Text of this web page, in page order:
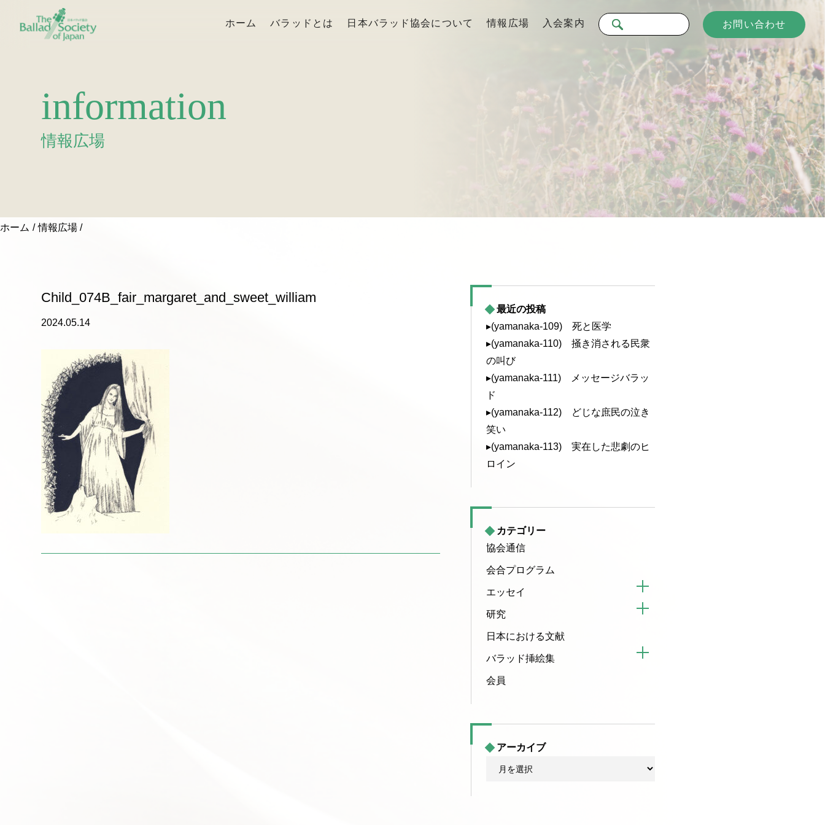
ホーム バラッドとは 日本バラッド協会について 情報広場 入会案内 お問い合わせ
information
情報広場
ホーム 情報広場
Child_074B_fair_margaret_and_sweet_william
2024.05.14
最近の投稿
▸(yamanaka-109) 死と医学
▸(yamanaka-110) 掻き消される民衆
の叫び
▸(yamanaka-111) メッセージバラッ
ド
▸(yamanaka-112) どじな庶民の泣き
笑い
▸(yamanaka-113) 実在した悲劇のヒ
ロイン
カテゴリー
協会通信
会合プログラム
エッセイ
研究
日本における文献
バラッド挿絵集
会員
アーカイブ